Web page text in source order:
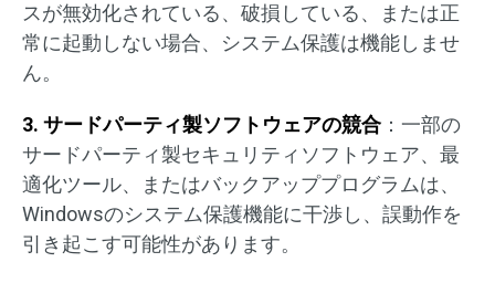
スが無効化されている、破損している、または正
常に起動しない場合、システム保護は機能しませ
ん。
3. サードパーティ製ソフトウェアの競合 ：一部の
サードパーティ製セキュリティソフトウェア、最
適化ツール、またはバックアッププログラムは、
Windowsのシステム保護機能に干渉し、誤動作を
引き起こす可能性があります。